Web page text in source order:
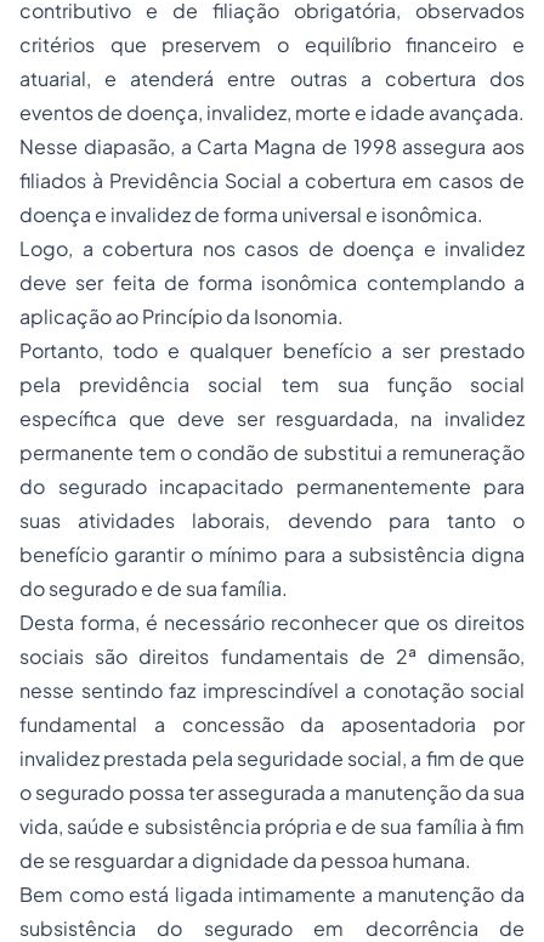
contributivo e de filiação obrigatória, observados
critérios que preservem o equilíbrio financeiro e
atuarial, e atenderá entre outras a cobertura dos
eventos de doença, invalidez, morte e idade avançada.
Nesse diapasão, a Carta Magna de 1998 assegura aos
filiados à Previdência Social a cobertura em casos de
doença e invalidez de forma universal e isonômica.
Logo, a cobertura nos casos de doença e invalidez
deve ser feita de forma isonômica contemplando a
aplicação ao Princípio da Isonomia.
Portanto, todo e qualquer benefício a ser prestado
pela previdência social tem sua função social
específica que deve ser resguardada, na invalidez
permanente tem o condão de substitui a remuneração
do segurado incapacitado permanentemente para
suas atividades laborais, devendo para tanto o
benefício garantir o mínimo para a subsistência digna
do segurado e de sua família.
Desta forma, é necessário reconhecer que os direitos
sociais são direitos fundamentais de 2ª dimensão,
nesse sentindo faz imprescindível a conotação social
fundamental a concessão da aposentadoria por
invalidez prestada pela seguridade social, a fim de que
o segurado possa ter assegurada a manutenção da sua
vida, saúde e subsistência própria e de sua família à fim
de se resguardar a dignidade da pessoa humana.
Bem como está ligada intimamente a manutenção da
subsistência do segurado em decorrência de